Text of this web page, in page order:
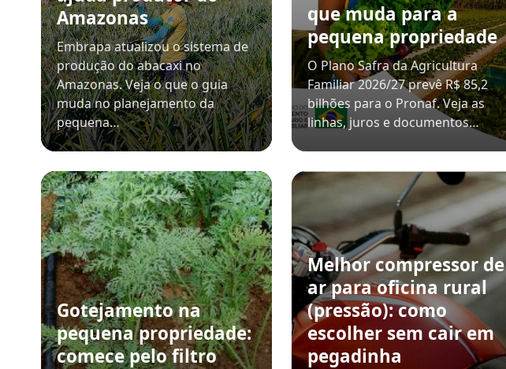
Amazonas
Embrapa atualizou o sistema de
produção do abacaxi no
Amazonas. Veja o que o guia
muda no planejamento da
pequena…
que muda para a
pequena propriedade
O Plano Safra da Agricultura
Familiar 2026/27 prevê R$ 85,2
bilhões para o Pronaf. Veja as
linhas, juros e documentos…
Gotejamento na
pequena propriedade:
comece pelo filtro
Melhor compressor de
ar para oficina rural
(pressão): como
escolher sem cair em
pegadinha